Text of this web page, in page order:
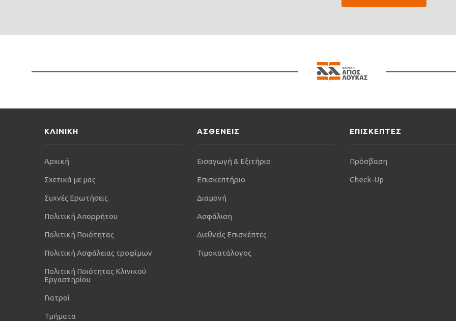
ΚΛΙΝΙΚΗ
Αρχική
Σχετικά με μας
Συχνές Ερωτήσεις
Πολιτική Απορρήτου
Πολιτική Ποιότητας
Πολιτική Ασφάλειας τροφίμων
Πολιτική Ποιότητας Κλινικού
Εργαστηρίου
Γιατροί
Τμήματα
ΑΣΘΕΝΕΙΣ
Εισαγωγή & Εξιτήριο
Επισκεπτήριο
Διαμονή
Ασφάλιση
Διεθνείς Επισκέπτες
Τιμοκατάλογος
ΕΠΙΣΚΕΠΤΕΣ
Πρόσβαση
Check-Up